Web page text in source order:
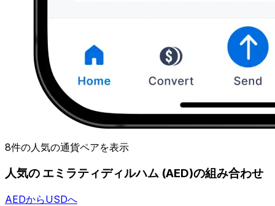
8件の人気の通貨ペアを表示
人気の エミラティディルハム (AED)の組み合わせ
AEDからUSDへ